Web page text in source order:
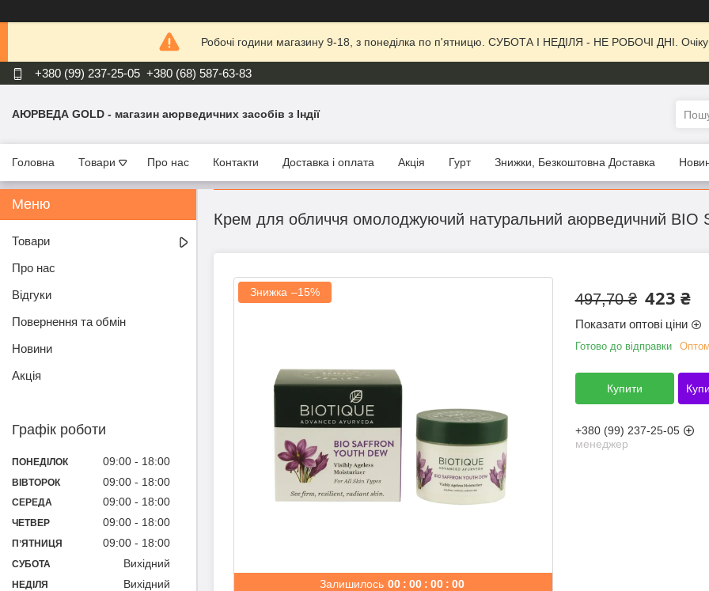
Робочі години магазину 9-18, з понеділка по п'ятницю. СУБОТА І НЕДІЛЯ - НЕ РОБОЧІ ДНІ.
+380 (99) 237-25-05 +380 (68) 587-63-83
АЮРВЕДА GOLD - магазин аюрведичних засобів з Індії
Головна Товари Про нас Контакти Доставка і оплата Акція Гурт Знижки, Безкоштовна Доставка
Крем для обличчя омолоджуючий натуральний аюрведичний
Залишилось 00 00 00 00
–15% 497,70 ₴ 423 ₴
Показати оптові ціни
Готово до відправки Оптом
Купити
+380 (99) 237-25-05
менеджер
Товари
Про нас
Відгуки
Повернення та обмін
Новини
Акція
Графік роботи
ПОНЕДІЛОК 09:00 18:00
ВІВТОРОК 09:00 18:00
СЕРЕДА 09:00 18:00
ЧЕТВЕР 09:00 18:00
ПʼЯТНИЦЯ 09:00 18:00
СУБОТА Вихідний
НЕДІЛЯ Вихідний